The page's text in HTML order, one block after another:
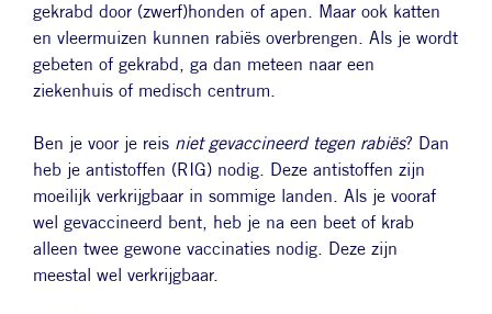
gekrabd door (zwerf)honden of apen. Maar ook katten
en vleermuizen kunnen rabiës overbrengen. Als je wordt
gebeten of gekrabd, ga dan meteen naar een
ziekenhuis of medisch centrum.
Ben je voor je reis niet gevaccineerd tegen rabiës? Dan
heb je antistoffen (RIG) nodig. Deze antistoffen zijn
moeilijk verkrijgbaar in sommige landen. Als je vooraf
wel gevaccineerd bent, heb je na een beet of krab
alleen twee gewone vaccinaties nodig. Deze zijn
meestal wel verkrijgbaar.